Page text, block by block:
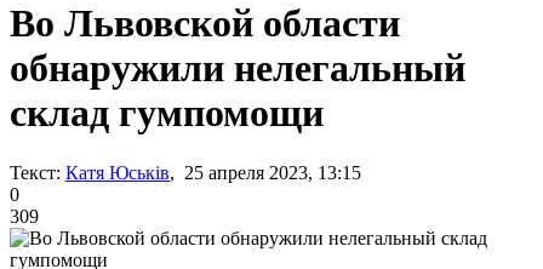
Во Львовской области
обнаружили нелегальный
склад гумпомощи
Текст: Катя Юськів, 25 апреля 2023, 13:15
0
309